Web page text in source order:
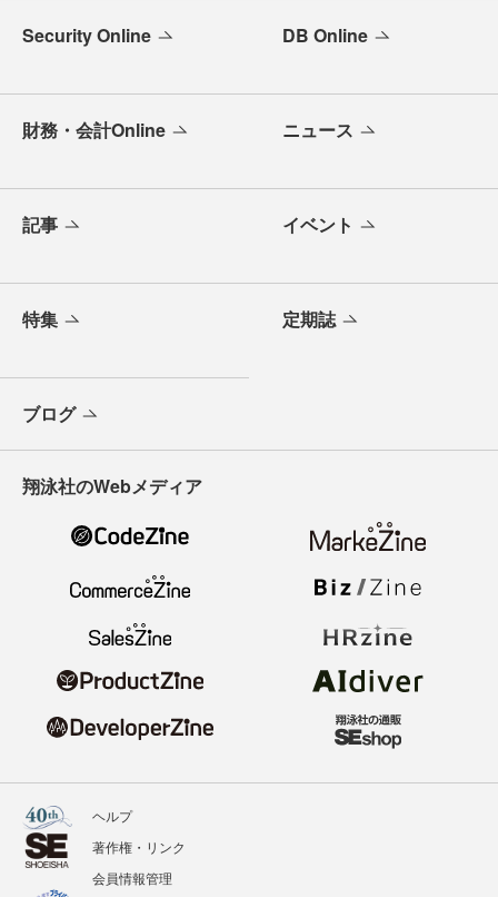
Security Online DB Online
財務・会計Online ニュース
記事 イベント
特集 定期誌
ブログ
翔泳社のWebメディア
ヘルプ
著作権・リンク
会員情報管理